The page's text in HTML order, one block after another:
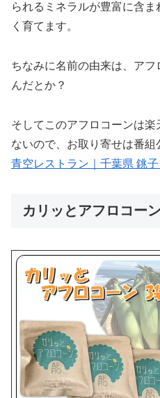
られるミネラルが豊富に含
く育てます。
ちなみに名前の由来は、ア
んだとか？
そしてこのアフロコーンは
ないので、お取り寄せは番
青空レストラン｜千葉県 銚
カリッとアフロコーン